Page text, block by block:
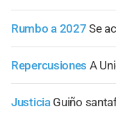
Rumbo a 2027 Se
Repercusiones A
Justicia Guiño